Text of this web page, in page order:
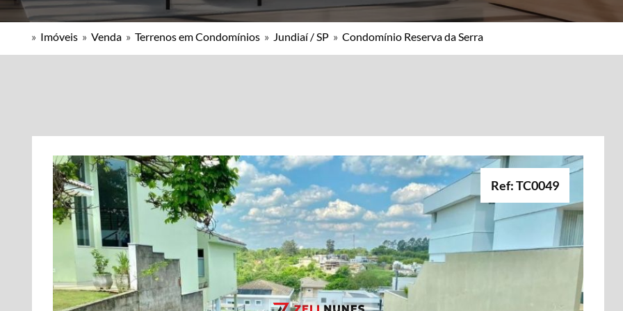
» Imóveis » Venda » Terrenos em Condomínios » Jundiaí / SP » Condomínio Reserva da Serra
Ref: TC0049